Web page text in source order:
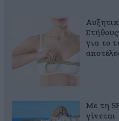
για το
Με τη